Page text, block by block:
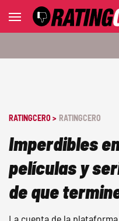
RATINGCERO > RATINGCERO
Imperdibles
películas y
de que